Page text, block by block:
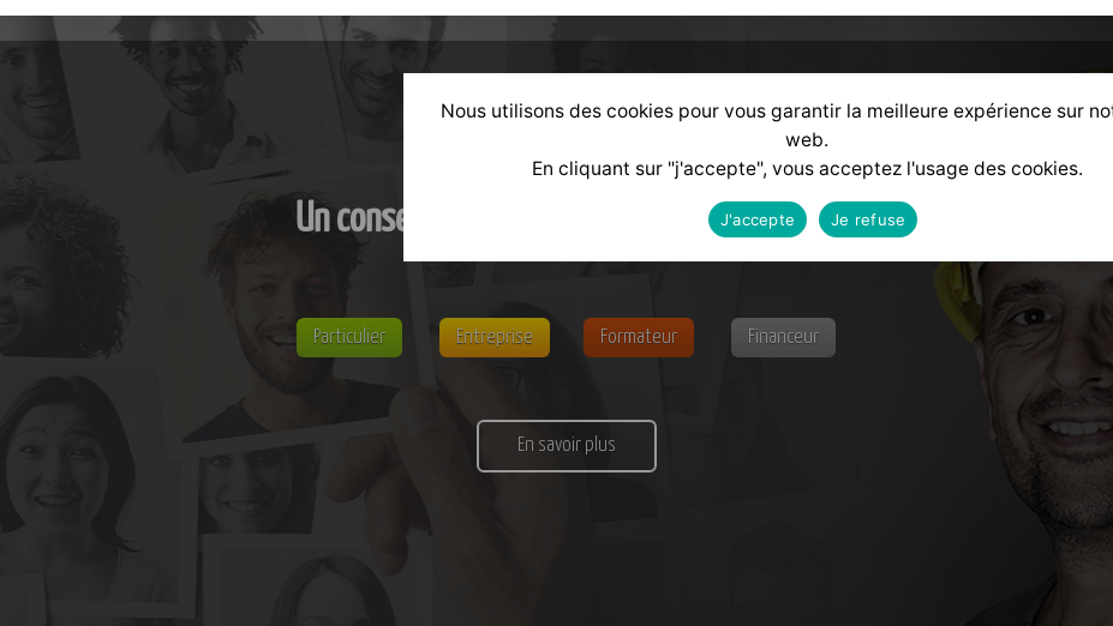
Un conseil personnalisé selon votre profil :
Particulier Entreprise Formateur Financeur
En savoir plus
Nous utilisons des cookies pour vous garantir la meilleure expérience sur
web.
En cliquant sur "j'accepte", vous acceptez l'usage des cookies.
J'accepte Je refuse